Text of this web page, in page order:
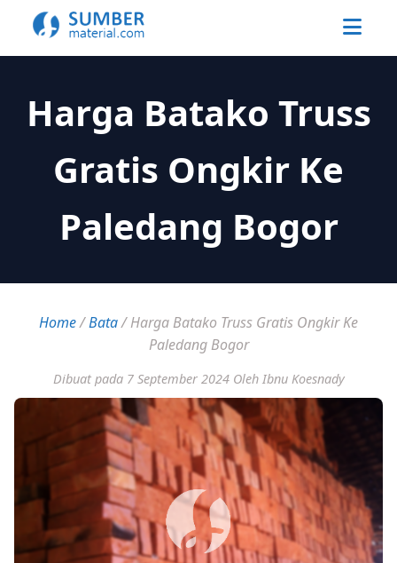
Harga Batako Truss
Gratis Ongkir Ke
Paledang Bogor
Home/Bata/Harga Batako Truss Gratis Ongkir Ke
Paledang Bogor
Dibuat pada 7 September 2024 Oleh Ibnu Koesnady